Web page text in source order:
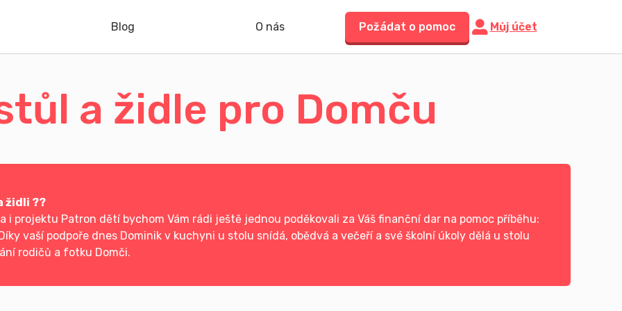
Blog O nás Požádat o pomoc Můj účet
a židle pro Domču
židli ??
i projektu Patron dětí bychom Vám rádi ještě jednou poděkovali za Váš finanční dar na pomoc příběhu:
vaší podpoře dnes Dominik v kuchyni u stolu snídá, obědvá a večeří a své školní úkoly dělá u stolu
rodičů a fotku Domči.